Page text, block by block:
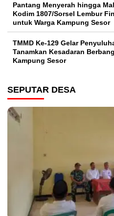
Pantang Menyerah hingga
Kodim 1807/Sorsel Lembur
untuk Warga Kampung Sesor
TMMD Ke-129 Gelar
Tanamkan Kesadaran
Kampung Sesor
SEPUTAR DESA